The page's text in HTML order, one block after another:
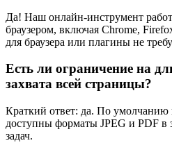
Да! Наш онлайн-инструмент
браузером, включая Chrome,
для браузера или плагины не
Есть ли ограничение на
захвата всей страницы?
Краткий ответ: да. По умолчанию
доступны форматы JPEG и PDF в
задач.